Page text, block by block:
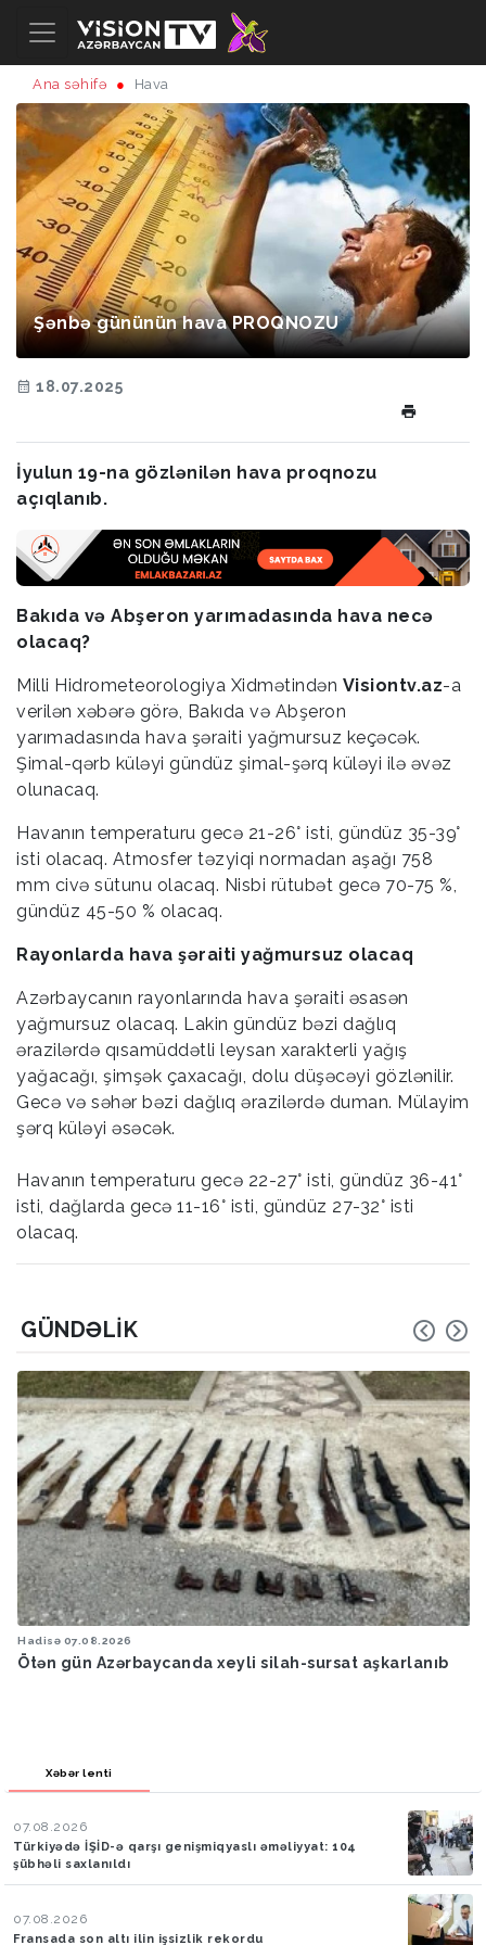
Ana səhifə Hava
Şənbə gününün hava PROQNOZU
18.07.2025
İyulun 19-na gözlənilən hava proqnozu
açıqlanıb.
Bakıda və Abşeron yarımadasında hava necə
olacaq?
Milli Hidrometeorologiya Xidmətindən Visiontv.az-a
verilən xəbərə görə, Bakıda və Abşeron
yarımadasında hava şəraiti yağmursuz keçəcək.
Şimal-qərb küləyi gündüz şimal-şərq küləyi ilə əvəz
olunacaq.
Havanın temperaturu gecə 21-26° isti, gündüz 35-39°
isti olacaq. Atmosfer təzyiqi normadan aşağı 758
mm civə sütunu olacaq. Nisbi rütubət gecə 70-75 %,
gündüz 45-50 % olacaq.
Rayonlarda hava şəraiti yağmursuz olacaq
Azərbaycanın rayonlarında hava şəraiti əsasən
yağmursuz olacaq. Lakin gündüz bəzi dağlıq
ərazilərdə qısamüddətli leysan xarakterli yağış
yağacağı, şimşək çaxacağı, dolu düşəcəyi gözlənilir.
Gecə və səhər bəzi dağlıq ərazilərdə duman. Mülayim
şərq küləyi əsəcək.
Havanın temperaturu gecə 22-27° isti, gündüz 36-41°
isti, dağlarda gecə 11-16° isti, gündüz 27-32° isti
olacaq.
GÜNDƏLIK
Hadisə 07.08.2026
Ötən gün Azərbaycanda xeyli silah-sursat aşkarlanıb
Xəbər lenti
07.08.2026
Türkiyədə İŞİD-ə qarşı genişmiqyaslı əməliyyat: 104
şübhəli saxlanıldı
07.08.2026
Fransada son altı ilin işsizlik rekordu